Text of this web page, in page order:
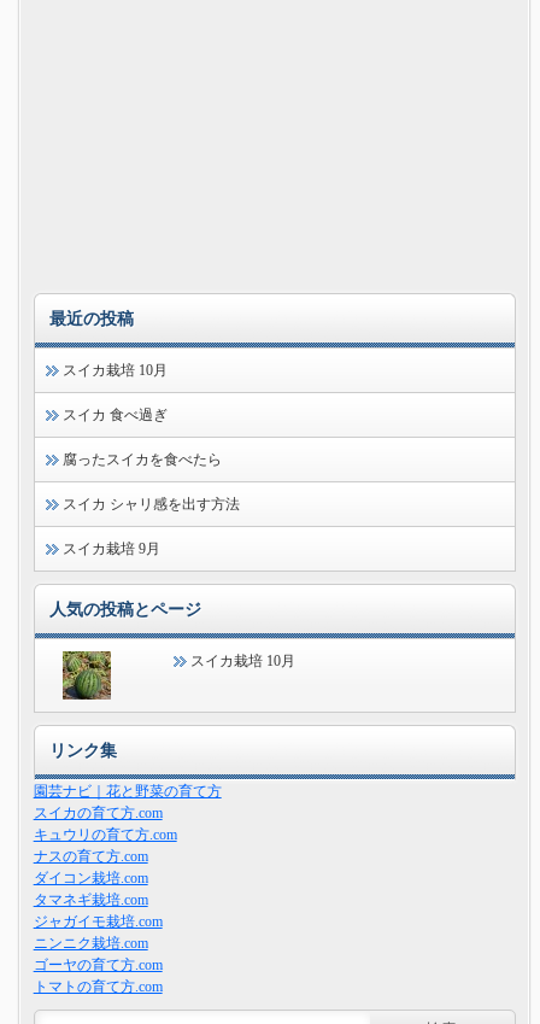
最近の投稿
スイカ栽培 10月
スイカ 食べ過ぎ
腐ったスイカを食べたら
スイカ シャリ感を出す方法
スイカ栽培 9月
人気の投稿とページ
スイカ栽培 10月
リンク集
園芸ナビ｜花と野菜の育て方
スイカの育て方.com
キュウリの育て方.com
ナスの育て方.com
ダイコン栽培.com
タマネギ栽培.com
ジャガイモ栽培.com
ニンニク栽培.com
ゴーヤの育て方.com
トマトの育て方.com